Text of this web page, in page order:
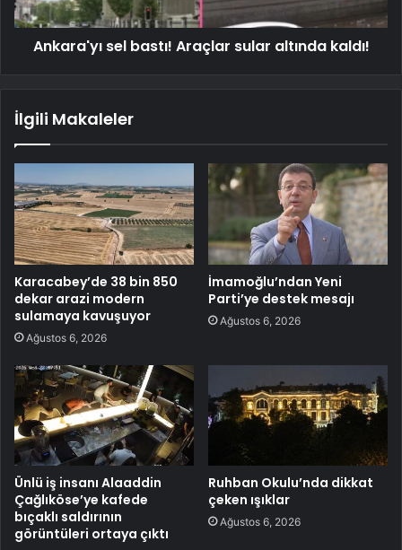
Ankara'yı sel bastı! Araçlar sular altında kaldı!
İlgili Makaleler
Karacabey’de 38 bin 850
dekar arazi modern
sulamaya kavuşuyor
Ağustos 6, 2026
İmamoğlu’ndan Yeni
Parti’ye destek mesajı
Ağustos 6, 2026
Ünlü iş insanı Alaaddin
Çağlıköse’ye kafede
bıçaklı saldırının
görüntüleri ortaya çıktı
Ruhban Okulu’nda dikkat
çeken ışıklar
Ağustos 6, 2026